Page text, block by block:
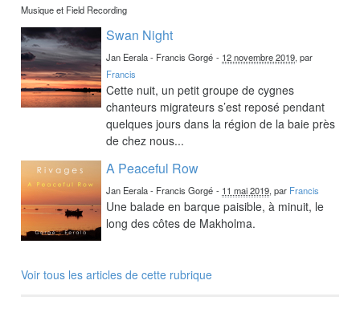
Musique et Field Recording
Swan Night
Jan Eerala - Francis Gorgé - 12 novembre 2019, par
Francis
Cette nuit, un petit groupe de cygnes
chanteurs migrateurs s’est reposé pendant
quelques jours dans la région de la baie près
de chez nous...
A Peaceful Row
Jan Eerala - Francis Gorgé - 11 mai 2019, par Francis
Une balade en barque paisible, à minuit, le
long des côtes de Makholma.
Voir tous les articles de cette rubrique